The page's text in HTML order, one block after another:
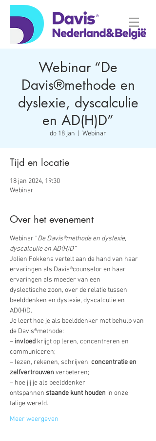
Webinar “De
Davis®methode en
dyslexie, dyscalculie
en AD(H)D”
do 18 jan Webinar
Tijd en locatie
18 jan 2024, 19:30
Webinar
Over het evenement
Webinar “De Davis®methode en dyslexie,
dyscalculie en AD(H)D”
Jolien Fokkens vertelt aan de hand van haar
ervaringen als Davis®counselor en haar
ervaringen als moeder van een
dyslectische zoon, over de relatie tussen
beelddenken en dyslexie, dyscalculie en
AD(H)D.
Je leert hoe je als beelddenker met behulp van
de Davis®methode:
– invloed krijgt op leren, concentreren en
communiceren;
– lezen, rekenen, schrijven, concentratie en
zelfvertrouwen verbeteren;
– hoe jij je als beelddenker
ontspannen staande kunt houden in onze
talige wereld.
Meer weergeven